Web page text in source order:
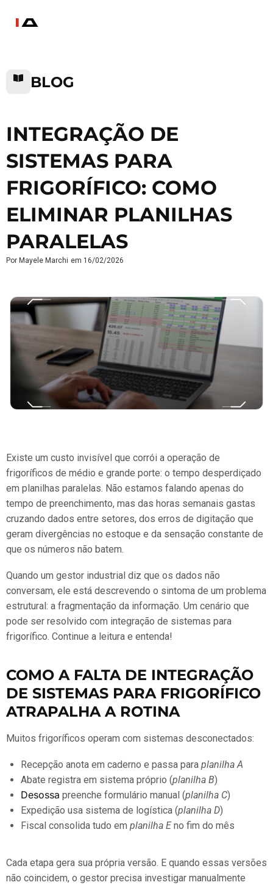
BLOG
INTEGRAÇÃO DE
SISTEMAS PARA
FRIGORÍFICO: COMO
ELIMINAR PLANILHAS
PARALELAS
Por Mayele Marchi em 16/02/2026
Existe um custo invisível que corrói a operação de
frigoríficos de médio e grande porte: o tempo desperdiçado
em planilhas paralelas. Não estamos falando apenas do
tempo de preenchimento, mas das horas semanais gastas
cruzando dados entre setores, dos erros de digitação que
geram divergências no estoque e da sensação constante de
que os números não batem.
Quando um gestor industrial diz que os dados não
conversam, ele está descrevendo o sintoma de um problema
estrutural: a fragmentação da informação. Um cenário que
pode ser resolvido com integração de sistemas para
frigorífico. Continue a leitura e entenda!
COMO A FALTA DE INTEGRAÇÃO
DE SISTEMAS PARA FRIGORÍFICO
ATRAPALHA A ROTINA
Muitos frigoríficos operam com sistemas desconectados:
Recepção anota em caderno e passa para planilha A
Abate registra em sistema próprio (planilha B)
Desossa preenche formulário manual (planilha C)
Expedição usa sistema de logística (planilha D)
Fiscal consolida tudo em planilha Eno fim do mês
Cada etapa gera sua própria versão. E quando essas versões
não coincidem, o gestor precisa investigar manualmente